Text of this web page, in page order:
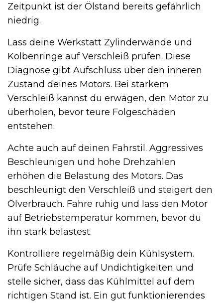
Zeitpunkt ist der Ölstand bereits gefährlich
niedrig.
Lass deine Werkstatt Zylinderwände und
Kolbenringe auf Verschleiß prüfen. Diese
Diagnose gibt Aufschluss über den inneren
Zustand deines Motors. Bei starkem
Verschleiß kannst du erwägen, den Motor zu
überholen, bevor teure Folgeschäden
entstehen.
Achte auch auf deinen Fahrstil. Aggressives
Beschleunigen und hohe Drehzahlen
erhöhen die Belastung des Motors. Das
beschleunigt den Verschleiß und steigert den
Ölverbrauch. Fahre ruhig und lass den Motor
auf Betriebstemperatur kommen, bevor du
ihn stark belastest.
Kontrolliere regelmäßig dein Kühlsystem.
Prüfe Schläuche auf Undichtigkeiten und
stelle sicher, dass das Kühlmittel auf dem
richtigen Stand ist. Ein gut funktionierendes